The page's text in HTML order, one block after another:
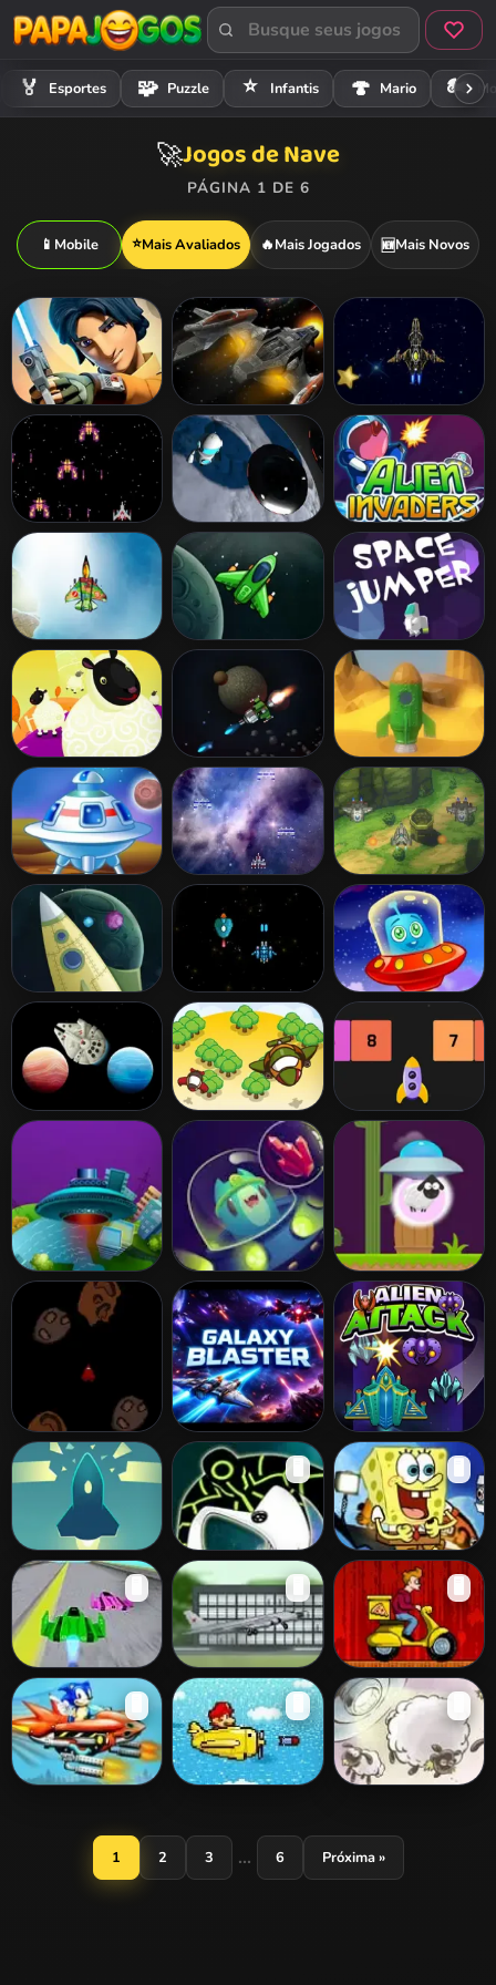
🏅 Esportes 🧩 Puzzle ⭐ Infantis 🍄 Mario 🏍️
🚀Jogos de Nave
PÁGINA 1 DE 6
📱 Mobile ⭐Mais Avaliados 🔥Mais Jogados 🆕Mais Novos
Star Wars
Rebels Ghost
Raid
Galactic Shooter Alien Galaxy
War
Alien Invasion Orbital Survival Alien Invaders
Waste Invaders Galaxy Dasher Space Jumper
Sheep Hunter Asteroid Desert Moon
Defender
Spaceship
Landing
Star Craft Sky Knight
Space Purge Spaceship
Survival Shooter
Space
Sky Troops Block Shooter
Shoot The Aliens Space Miner Sheep
Asteroids Galaxy Blaster
Defend the
Galaxy
Alien Attack
Break The Line Ben 10 Upgrade
Vs Aliens
Spongebob and
Spaceship Racers
Xpeed
Unleashed
TU - 95 Fry's Delivery
Space
1 2 3 ... 6 Próxima »